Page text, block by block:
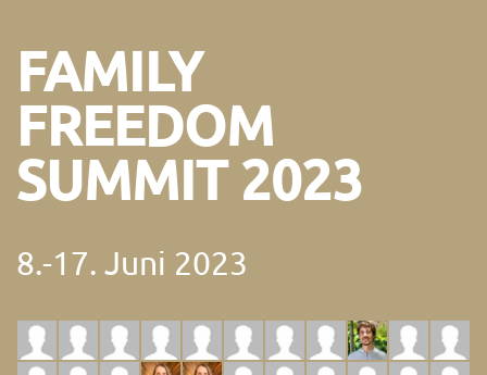
FAMILY
FREEDOM
SUMMIT 2023
8.-17. Juni 2023